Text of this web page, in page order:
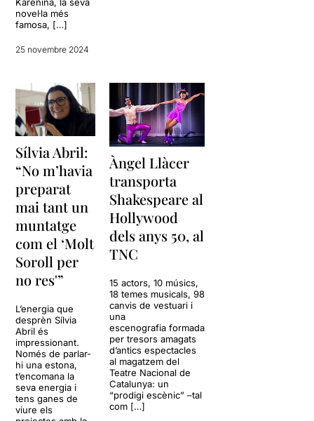
novel·la més
famosa, […]
25 novembre 2024
Sílvia Abril:
“No m’havia
preparat
mai tant un
muntatge
com el ‘Molt
Soroll per
no res'”
L’energia que
desprèn Sílvia
Abril és
impressionant.
Només de parlar-
hi una estona,
t’encomana la
seva energia i
tens ganes de
viure els
Àngel Llàcer
transporta
Shakespeare al
Hollywood
dels anys 50, al
TNC
15 actors, 10 músics,
18 temes musicals, 98
canvis de vestuari i
una
escenografia formada
per tresors amagats
d’antics espectacles
al magatzem del
Teatre Nacional de
Catalunya: un
“prodigi escènic” –tal
com […]